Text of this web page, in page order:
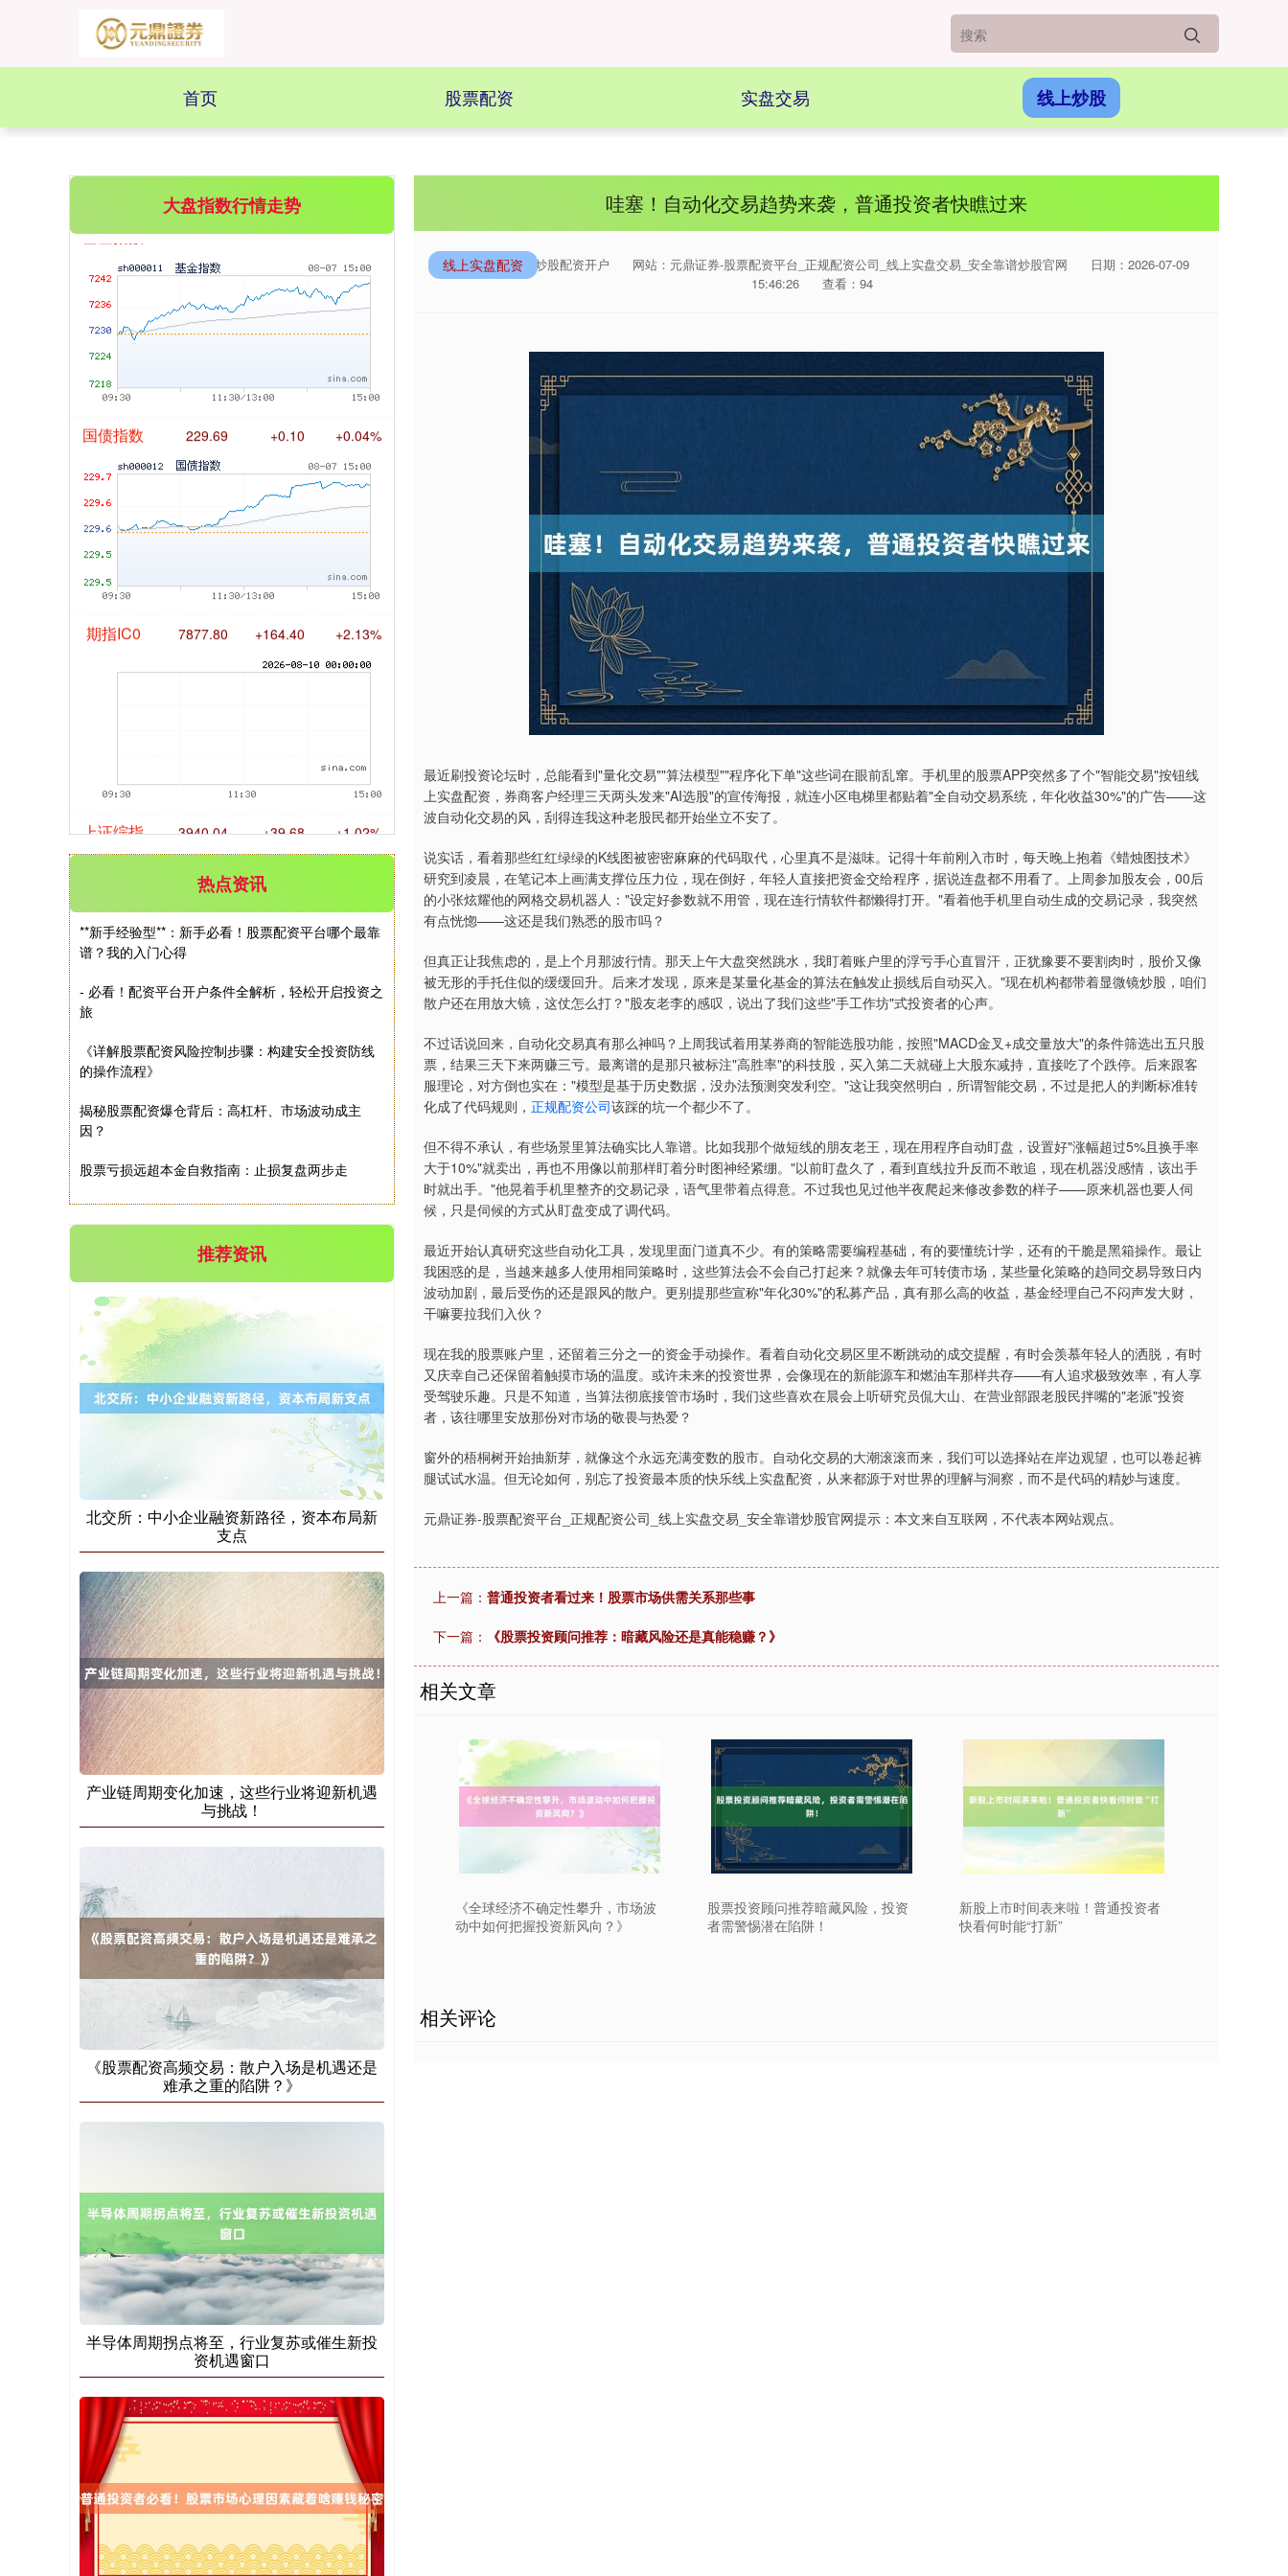
首页 股票配资 实盘交易 线上炒股
哇塞！自动化交易趋势来袭，普通投资者快瞧过来
线上实盘配资
来源：线上炒股配资开户 网站：元鼎证券-股票配资平台_正规配资公司_线上实盘交易_安全靠谱炒股官网
日期：2026-07-09
15:46:26
查看：94
最近刷投资论坛时，总能看到"量化交易""算法模型""程序化下单"这些词在眼前乱窜。手机里的股票APP突然多了个"智能交易"按钮线
上实盘配资，券商客户经理三天两头发来"AI选股"的宣传海报，就连小区电梯里都贴着"全自动交易系统，年化收益30%"的广告——这
波自动化交易的风，刮得连我这种老股民都开始坐立不安了。
说实话，看着那些红红绿绿的K线图被密密麻麻的代码取代，心里真不是滋味。记得十年前刚入市时，每天晚上抱着《蜡烛图技术》
研究到凌晨，在笔记本上画满支撑位压力位，现在倒好，年轻人直接把资金交给程序，据说连盘都不用看了。上周参加股友会，00后
的小张炫耀他的网格交易机器人："设定好参数就不用管，现在连行情软件都懒得打开。"看着他手机里自动生成的交易记录，我突然
有点恍惚——这还是我们熟悉的股市吗？
但真正让我焦虑的，是上个月那波行情。那天上午大盘突然跳水，我盯着账户里的浮亏手心直冒汗，正犹豫要不要割肉时，股价又像
被无形的手托住似的缓缓回升。后来才发现，原来是某量化基金的算法在触发止损线后自动买入。"现在机构都带着显微镜炒股，咱们
散户还在用放大镜，这仗怎么打？"股友老李的感叹，说出了我们这些"手工作坊"式投资者的心声。
不过话说回来，自动化交易真有那么神吗？上周我试着用某券商的智能选股功能，按照"MACD金叉+成交量放大"的条件筛选出五只股
票，结果三天下来两赚三亏。最离谱的是那只被标注"高胜率"的科技股，买入第二天就碰上大股东减持，直接吃了个跌停。后来跟客
服理论，对方倒也实在："模型是基于历史数据，没办法预测突发利空。"这让我突然明白，所谓智能交易，不过是把人的判断标准转
化成了代码规则， 正规配资公司该踩的坑一个都少不了。
但不得不承认，有些场景里算法确实比人靠谱。比如我那个做短线的朋友老王，现在用程序自动盯盘，设置好"涨幅超过5%且换手率
大于10%"就卖出，再也不用像以前那样盯着分时图神经紧绷。"以前盯盘久了，看到直线拉升反而不敢追，现在机器没感情，该出手
时就出手。"他晃着手机里整齐的交易记录，语气里带着点得意。不过我也见过他半夜爬起来修改参数的样子——原来机器也要人伺
候，只是伺候的方式从盯盘变成了调代码。
最近开始认真研究这些自动化工具，发现里面门道真不少。有的策略需要编程基础，有的要懂统计学，还有的干脆是黑箱操作。最让
我困惑的是，当越来越多人使用相同策略时，这些算法会不会自己打起来？就像去年可转债市场，某些量化策略的趋同交易导致日内
波动加剧，最后受伤的还是跟风的散户。更别提那些宣称"年化30%"的私募产品，真有那么高的收益，基金经理自己不闷声发大财，
干嘛要拉我们入伙？
现在我的股票账户里，还留着三分之一的资金手动操作。看着自动化交易区里不断跳动的成交提醒，有时会羡慕年轻人的洒脱，有时
又庆幸自己还保留着触摸市场的温度。或许未来的投资世界，会像现在的新能源车和燃油车那样共存——有人追求极致效率，有人享
受驾驶乐趣。只是不知道，当算法彻底接管市场时，我们这些喜欢在晨会上听研究员侃大山、在营业部跟老股民拌嘴的"老派"投资
者，该往哪里安放那份对市场的敬畏与热爱？
窗外的梧桐树开始抽新芽，就像这个永远充满变数的股市。自动化交易的大潮滚滚而来，我们可以选择站在岸边观望，也可以卷起裤
腿试试水温。但无论如何，别忘了投资最本质的快乐线上实盘配资，从来都源于对世界的理解与洞察，而不是代码的精妙与速度。
元鼎证券-股票配资平台_正规配资公司_线上实盘交易_安全靠谱炒股官网提示：本文来自互联网，不代表本网站观点。
上一篇： 普通投资者看过来！股票市场供需关系那些事
下一篇： 《股票投资顾问推荐：暗藏风险还是真能稳赚？》
相关文章
《全球经济不确定性攀升，市场波
动中如何把握投资新风向？》
股票投资顾问推荐暗藏风险，投资
者需警惕潜在陷阱！
新股上市时间表来啦！普通投资者
快看何时能“打新”
相关评论
大盘指数行情走势
基金指数 7242.10 +12.30 +0.17%
国债指数 229.69 +0.10 +0.04%
期指IC0 7877.80 +164.40 +2.13%
3940.04 +39.68
深证成指
4694.44 +43.13
+1.01%
创业板指 3563.12 +47.56 +1.35%
基金指数
国债指数 229.69 +0.10 +0.04%
期指IC0 7877.80 +164.40 +2.13%
热点资讯
**新手经验型**：新手必看！股票配资平台哪个最靠
谱？我的入门心得
- 必看！配资平台开户条件全解析，轻松开启投资之
旅
《详解股票配资风险控制步骤：构建安全投资防线
的操作流程》
揭秘股票配资爆仓背后：高杠杆、市场波动成主
因？
股票亏损远超本金自救指南：止损复盘两步走
推荐资讯
北交所：中小企业融资新路径，资本布局新
支点
产业链周期变化加速，这些行业将迎新机遇
与挑战！
《股票配资高频交易：散户入场是机遇还是
难承之重的陷阱？》
半导体周期拐点将至，行业复苏或催生新投
资机遇窗口